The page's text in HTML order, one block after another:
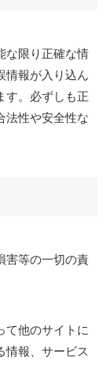
な限り正確な情
情報が入り込ん
す。必ずしも正
法性や安全性な
害等の一切の責
て他のサイトに
情報、サービス